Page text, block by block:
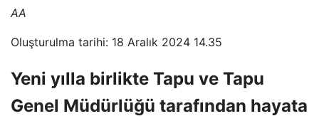
AA
Oluşturulma tarihi: 18 Aralık 2024 14.35
Yeni yılla birlikte Tapu ve Tapu
Genel Müdürlüğü tarafından hayata